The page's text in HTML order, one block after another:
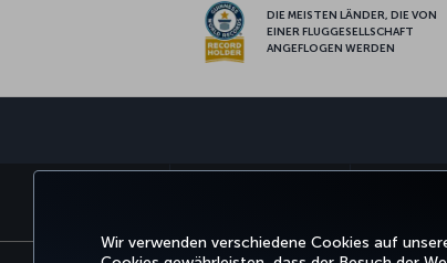
Wir verwenden verschiedene Cookies auf
DIE MEISTEN LÄNDER, DIE VON
EINER FLUGGESELLSCHAFT
ANGEFLOGEN WERDEN